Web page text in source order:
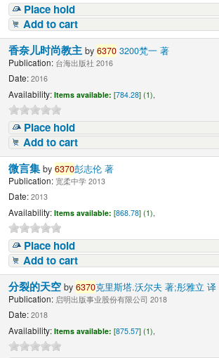
Place hold
Add to cart
香奈儿时尚教主by6370 3200梵一 著
Publication: 台海出版社 2016
Date: 2016
Availability: Items available: [784.28] (1),
Place hold
Add to cart
微言集by6370彭志伦 著
Publication: 宽柔中学 2013
Date: 2013
Availability: Items available: [868.78] (1),
Place hold
Add to cart
分裂的天空by6370克里斯塔.沃尔夫 著;彤雅立 译
Publication: 启明出版事业股份有限公司 2018
Date: 2018
Availability: Items available: [875.57] (1),